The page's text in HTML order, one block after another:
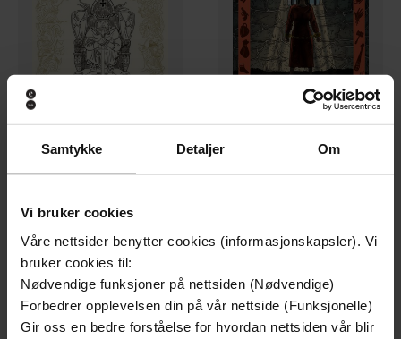
Samtykke Detaljer Om
Vi bruker cookies
Våre nettsider benytter cookies (informasjonskapsler). Vi
bruker cookies til:
Nødvendige funksjoner på nettsiden (Nødvendige)
Forbedrer opplevelsen din på vår nettside (Funksjonelle)
Gir oss en bedre forståelse for hvordan nettsiden vår blir
279,-
Kongerekka
Are Sende Osen
199,-
Dømte kvinner